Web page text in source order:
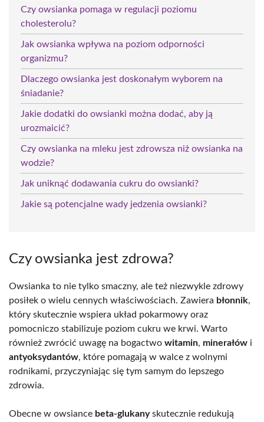
Czy owsianka pomaga w regulacji poziomu
cholesterolu?
Jak owsianka wpływa na poziom odporności
organizmu?
Dlaczego owsianka jest doskonałym wyborem na
śniadanie?
Jakie dodatki do owsianki można dodać, aby ją
urozmaicić?
Czy owsianka na mleku jest zdrowsza niż owsianka na
wodzie?
Jak uniknąć dodawania cukru do owsianki?
Jakie są potencjalne wady jedzenia owsianki?
Czy owsianka jest zdrowa?
Owsianka to nie tylko smaczny, ale też niezwykle zdrowy
posiłek o wielu cennych właściwościach. Zawiera błonnik,
który skutecznie wspiera układ pokarmowy oraz
pomocniczo stabilizuje poziom cukru we krwi. Warto
również zwrócić uwagę na bogactwo witamin, minerałów i
antyoksydantów, które pomagają w walce z wolnymi
rodnikami, przyczyniając się tym samym do lepszego
zdrowia.
Obecne w owsiance beta-glukanyskutecznie redukują